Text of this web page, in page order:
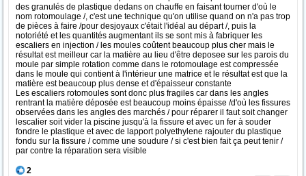
des granulés de plastique dedans on chauffe en faisant tourner d'où le
nom rotomoulage /, c'est une technique qu'on utilise quand on n'a pas trop
de pièces à faire /pour desjoyaux c'était l'idéal au départ /, puis la
notoriété et les quantités augmentant ils se sont mis à fabriquer les
escaliers en injection / les moules coûtent beaucoup plus cher mais le
résultat est meilleur car la matière au lieu d'être deposee sur les parois du
moule par simple rotation comme dans le rotomoulage est compressée
dans le moule qui contient à l'intérieur une matrice et le résultat est que la
matière est beaucoup plus dense et d'épaisseur constante
Les escaliers rotomoules sont donc plus fragiles car dans les angles
rentrant la matière déposée est beaucoup moins épaisse /d'où les fissures
observées dans les angles des marchés / pour réparer il faut soit changer
lescalier soit vider la piscine jusqu'à la fissure et avec un fer à souder
fondre le plastique et avec de lapport polyethylene rajouter du plastique
fondu sur la fissure / comme une soudure / si c'est bien fait ça peut tenir /
par contre la réparation sera visible
2